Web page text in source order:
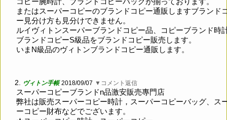
またはスーパーコピーのブランドコピー通販しますブランド
ー見分け方も見分けできません。
ルイヴィトンスーパーブランドコピー品、コピーブランド時
ブランドコピーS級品をブランドコピー販売します。
いまN級品のヴィトンブランドコピー通販します。
2. ヴィトン手帳 2018/09/07 ▼コメント返信
スーパーコピーブランドn品激安販売專門店
弊社は販売スーパーコピー時計，スーパーコピーバッグ、ス
ーコピー財布などでございます。